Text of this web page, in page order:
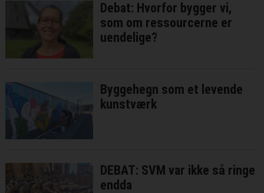
Debat: Hvorfor bygger vi,
som om ressourcerne er
uendelige?
Byggehegn som et levende
kunstværk
DEBAT: SVM var ikke så ringe
endda